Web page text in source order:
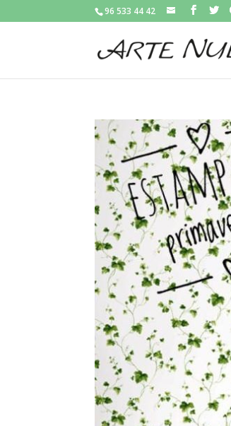
96 533 44 42